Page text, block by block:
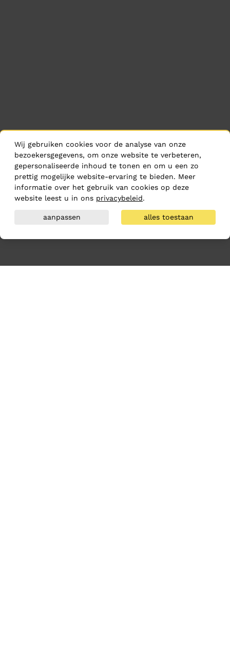
Wij gebruiken cookies voor de analyse van onze
bezoekersgegevens, om onze website te verbeteren,
gepersonaliseerde inhoud te tonen en om u een zo
prettig mogelijke website-ervaring te bieden. Meer
informatie over het gebruik van cookies op deze
website leest u in ons privacybeleid.
aanpassen alles toestaan